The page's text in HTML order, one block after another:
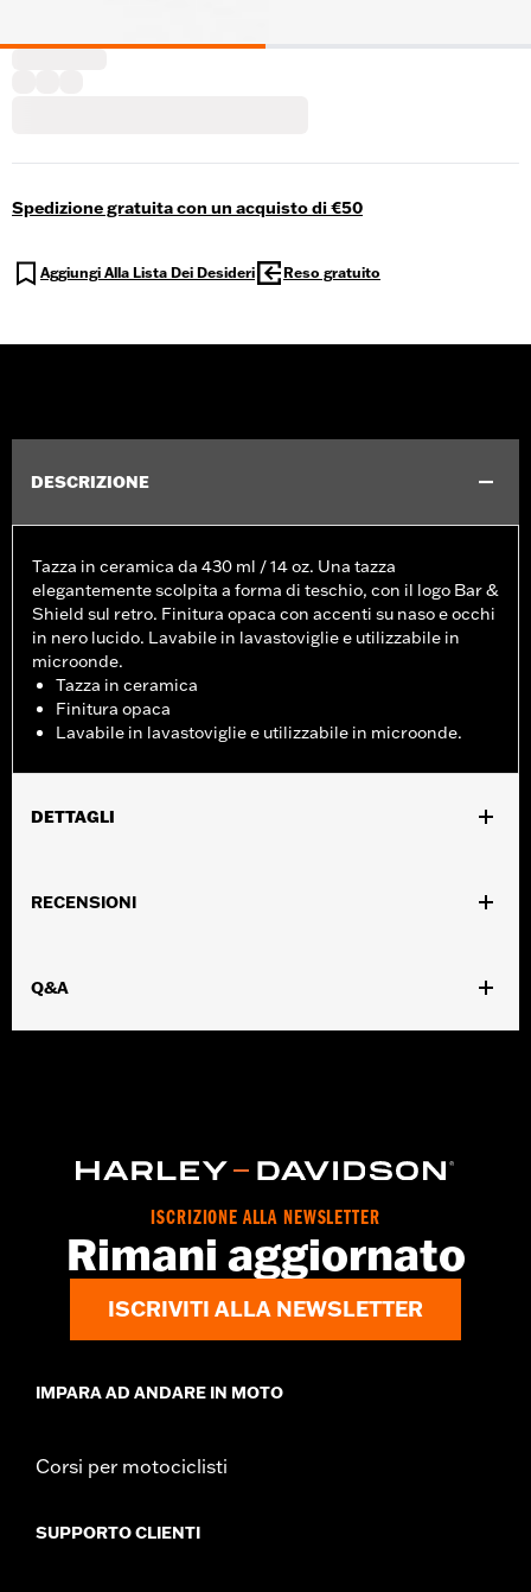
Spedizione gratuita con un acquisto di €50
Aggiungi Alla Lista Dei Desideri Reso gratuito
DESCRIZIONE
Tazza in ceramica da 430 ml / 14 oz. Una tazza
elegantemente scolpita a forma di teschio, con il logo Bar &
Shield sul retro. Finitura opaca con accenti su naso e occhi
in nero lucido. Lavabile in lavastoviglie e utilizzabile in
microonde.
Tazza in ceramica
Finitura opaca
Lavabile in lavastoviglie e utilizzabile in microonde.
DETTAGLI
Dimension Description:
RECENSIONI
Q&A
ISCRIZIONE ALLA NEWSLETTER
Rimani aggiornato
ISCRIVITI ALLA NEWSLETTER
IMPARA AD ANDARE IN MOTO
Corsi per motociclisti
SUPPORTO CLIENTI